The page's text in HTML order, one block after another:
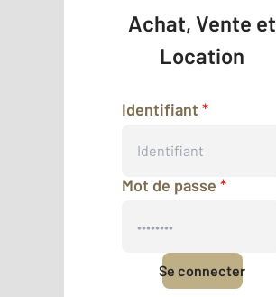
Achat, Vente et
Location
Identifiant *
Mot de passe *
Se connecter